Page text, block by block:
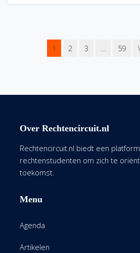
1 2 3 … 59
Over Rechtencircuit.nl
Rechtencircuit.nl biedt een
rechtenstudenten om zich te
toekomst.
Menu
Agenda
Artikelen